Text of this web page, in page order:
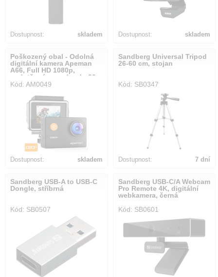
Dostupnost: skladem Dostupnost: skladem
Poškozený obal - Odolná
digitální kamera Apeman
A66, Full HD 1080p,
vodotěsné pouzdro do 30m
Kód: AM0049
Dostupnost: skladem
Sandberg Universal Tripod
26-60 cm, stojan
Kód: SB0347
Dostupnost: 7 dní
Sandberg USB-A to USB-C
Dongle, stříbrná
Kód: SB0507
Sandberg USB-C/A Webcam
Pro Remote 4K, digitální
webkamera, černá
Kód: SB0601